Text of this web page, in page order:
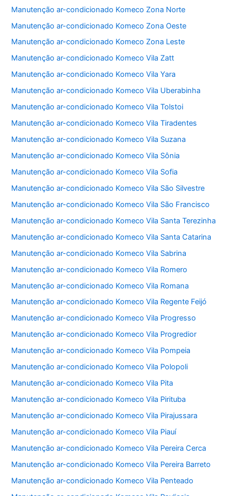
Manutenção ar-condicionado Komeco Zona Norte
Manutenção ar-condicionado Komeco Zona Oeste
Manutenção ar-condicionado Komeco Zona Leste
Manutenção ar-condicionado Komeco Vila Zatt
Manutenção ar-condicionado Komeco Vila Yara
Manutenção ar-condicionado Komeco Vila Uberabinha
Manutenção ar-condicionado Komeco Vila Tolstoi
Manutenção ar-condicionado Komeco Vila Tiradentes
Manutenção ar-condicionado Komeco Vila Suzana
Manutenção ar-condicionado Komeco Vila Sônia
Manutenção ar-condicionado Komeco Vila Sofia
Manutenção ar-condicionado Komeco Vila São Silvestre
Manutenção ar-condicionado Komeco Vila São Francisco
Manutenção ar-condicionado Komeco Vila Santa Terezinha
Manutenção ar-condicionado Komeco Vila Santa Catarina
Manutenção ar-condicionado Komeco Vila Sabrina
Manutenção ar-condicionado Komeco Vila Romero
Manutenção ar-condicionado Komeco Vila Romana
Manutenção ar-condicionado Komeco Vila Regente Feijó
Manutenção ar-condicionado Komeco Vila Progresso
Manutenção ar-condicionado Komeco Vila Progredior
Manutenção ar-condicionado Komeco Vila Pompeia
Manutenção ar-condicionado Komeco Vila Polopoli
Manutenção ar-condicionado Komeco Vila Pita
Manutenção ar-condicionado Komeco Vila Pirituba
Manutenção ar-condicionado Komeco Vila Pirajussara
Manutenção ar-condicionado Komeco Vila Piauí
Manutenção ar-condicionado Komeco Vila Pereira Cerca
Manutenção ar-condicionado Komeco Vila Pereira Barreto
Manutenção ar-condicionado Komeco Vila Penteado